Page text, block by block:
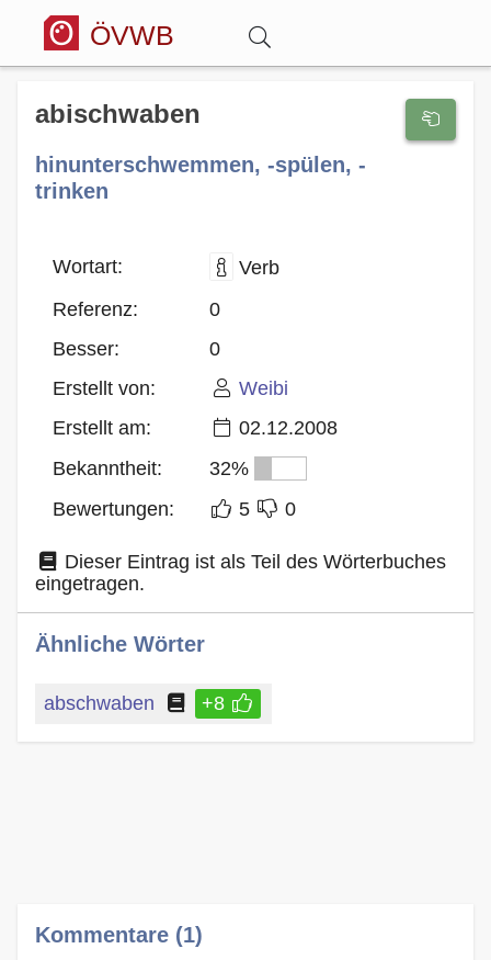
ÖVWB
Anmelden
Wörterbuch
Forum
abischwaben
hinunterschwemmen, -spülen, -
trinken
Wortart:
Verb
Referenz:
0
Besser:
0
Erstellt von:
Weibi
Erstellt am:
02.12.2008
Bekanntheit:
32%
Bewertungen:
5 0
Dieser Eintrag ist als Teil des Wörterbuches
eingetragen.
Ähnliche Wörter
abschwaben +8
Kommentare (1)